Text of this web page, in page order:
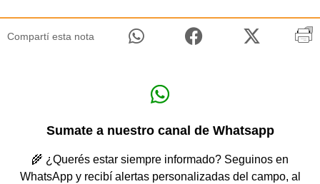
Compartí esta nota
Sumate a nuestro canal de Whatsapp
🌾 ¿Querés estar siempre informado? Seguinos en
WhatsApp y recibí alertas personalizadas del campo, al